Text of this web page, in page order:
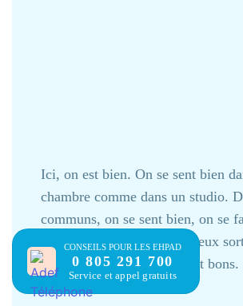
CONSEILS POUR LES EHPAD
0 805 291 700
Service et appel gratuits
Ici, on est bien. On se sent bien
chambre comme dans un studio.
communs, on se sent bien, on se
L’ambiance est bonne. Je peux
j’en ai envie. Les repas sont bons.